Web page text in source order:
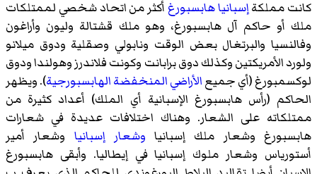
كانت مملكةإسبانيا هابسبورغ أكثر من اتحاد شخصي لممتلكات
ملك أو حاكم آل هابسبورغ، وهو ملك قشتالة وليون وأراغون
وفالنسيا والبرتغال بعض الوقت ونابولي وصقلية ودوق ميلانو
ولورد الأمريكتين وكذلك دوق برابانت وكونت فلاندرز وهولندا ودوق
لوكسمبورغ (أي جميعالأراضي المنخفضة الهابسبورجية). ويظهر
الحاكم (رأس هابسبورغ الإسبانية أي الملك) أعداد كثيرة من
ممتلكاته على الشعار. وهناك اختلافات عديدة في شعارات
هابسبورغ وشعار ملك إسبانيا وشعار إسبانيا وشعار أمير
أستورياس وشعار ملوك إسبانيا في إيطاليا. وأبقى هابسبورغ